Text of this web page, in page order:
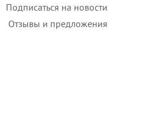
Подписаться на новости
Отзывы и предложения